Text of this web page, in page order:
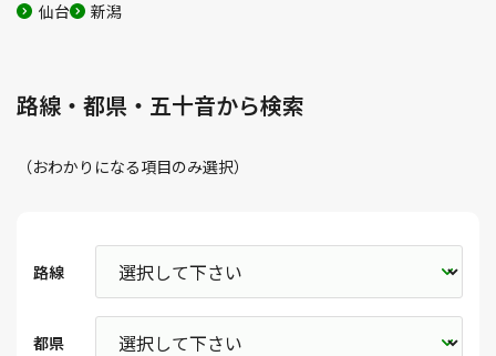
仙台 新潟
路線・都県・五十音から検索
（おわかりになる項目のみ選択）
路線
都県